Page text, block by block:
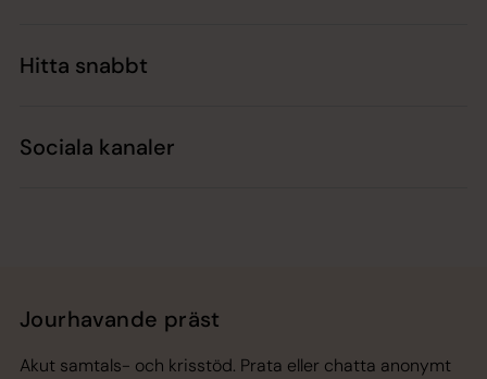
Hitta snabbt
Sociala kanaler
Jourhavande präst
Akut samtals- och krisstöd. Prata eller chatta anonymt